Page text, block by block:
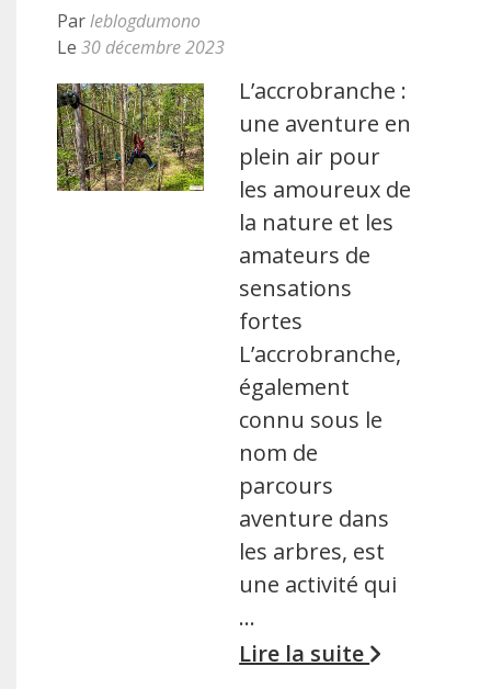
Parleblogdumono
Le 30 décembre 2023
L’accrobranche :
une aventure en
plein air pour
les amoureux de
la nature et les
amateurs de
sensations
fortes
L’accrobranche,
également
connu sous le
nom de
parcours
aventure dans
les arbres, est
une activité qui
…
Lire la suite